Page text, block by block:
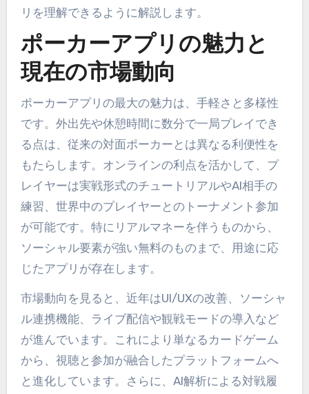
リを理解できるように解説します。
ポーカーアプリの魅力と
現在の市場動向
ポーカーアプリの最大の魅力は、手軽さと多様性
です。外出先や休憩時間に数分で一局プレイでき
る点は、従来の対面ポーカーとは異なる利便性を
もたらします。オンラインの利点を活かして、プ
レイヤーは実戦形式のチュートリアルやAI相手の
練習、世界中のプレイヤーとのトーナメント参加
が可能です。特にリアルマネーを伴うものから、
ソーシャル要素が強い無料のものまで、用途に応
じたアプリが存在します。
市場動向を見ると、近年はUI/UXの改善、ソーシャ
ル連携機能、ライブ配信や観戦モードの導入など
が進んでいます。これにより単なるカードゲーム
から、視聴と参加が融合したプラットフォームへ
と進化しています。さらに、AI解析による対戦履